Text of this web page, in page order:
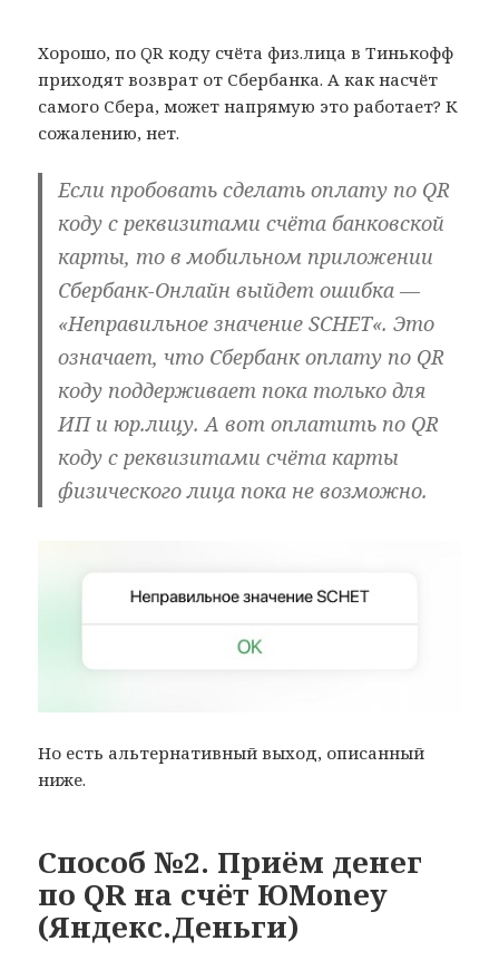
Хорошо, по QR коду счёта физ.лица в Тинькофф
приходят возврат от Сбербанка. А как насчёт
самого Сбера, может напрямую это работает? К
сожалению, нет.
Если пробовать сделать оплату по QR
коду с реквизитами счёта банковской
карты, то в мобильном приложении
Сбербанк-Онлайн выйдет ошибка —
«Неправильное значение SCHET«. Это
означает, что Сбербанк оплату по QR
коду поддерживает пока только для
ИП и юр.лицу. А вот оплатить по QR
коду с реквизитами счёта карты
физического лица пока не возможно.
Но есть альтернативный выход, описанный
ниже.
Способ №2. Приём денег
по QR на счёт ЮMoney
(Яндекс.Деньги)